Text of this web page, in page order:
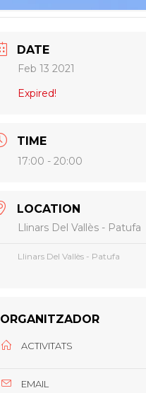
DATE
Feb 13 2021
Expired!
TIME
17:00 - 20:00
LOCATION
Llinars Del Vallès - Patufa
Llinars Del Vallès - Patufa
ORGANITZADOR
ACTIVITATS
EMAIL